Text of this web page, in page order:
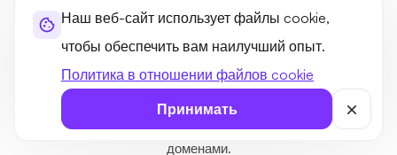
Наш веб-сайт использует файлы cookie,
чтобы обеспечить вам наилучший опыт.
Политика в отношении файлов cookie
Принимать
WordPress в Литве
Наслаждайтесь легкой настройкой веб-сайта с помощью
нашего управляемого сервера хостинга WordPress в
Литве, предлагающего бесплатные инструменты, такие
как темы, плагины, резервное копирование и управление
доменами.